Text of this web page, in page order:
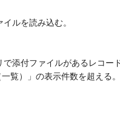
ルを読み込む。
添付ファイルがあるレコー
覧）」の表示件数を超える。